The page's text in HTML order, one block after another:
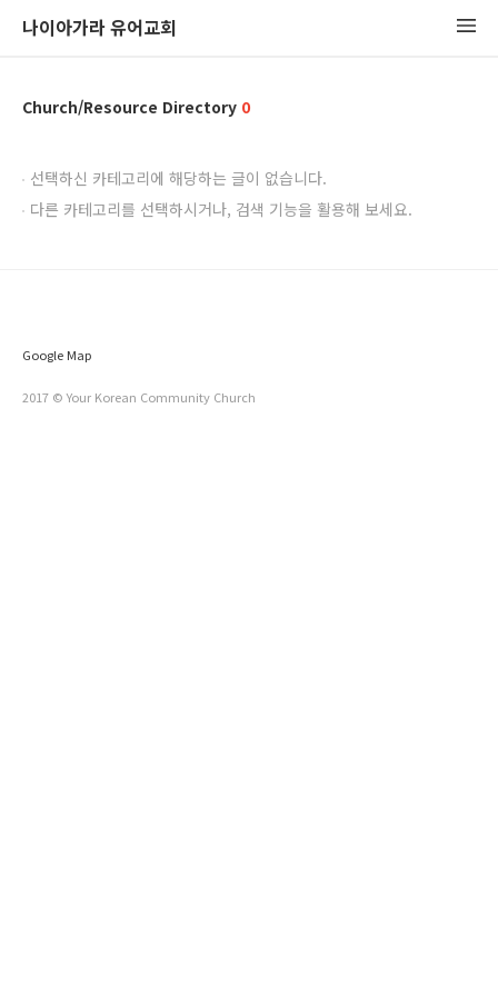
나이아가라 유어교회
Church/Resource Directory 0
선택하신 카테고리에 해당하는 글이 없습니다.
다른 카테고리를 선택하시거나, 검색 기능을 활용해 보세요.
Google Map
2017 © Your Korean Community Church